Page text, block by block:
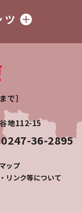
で］
地112-15
36-2895
ップ
リンク等について